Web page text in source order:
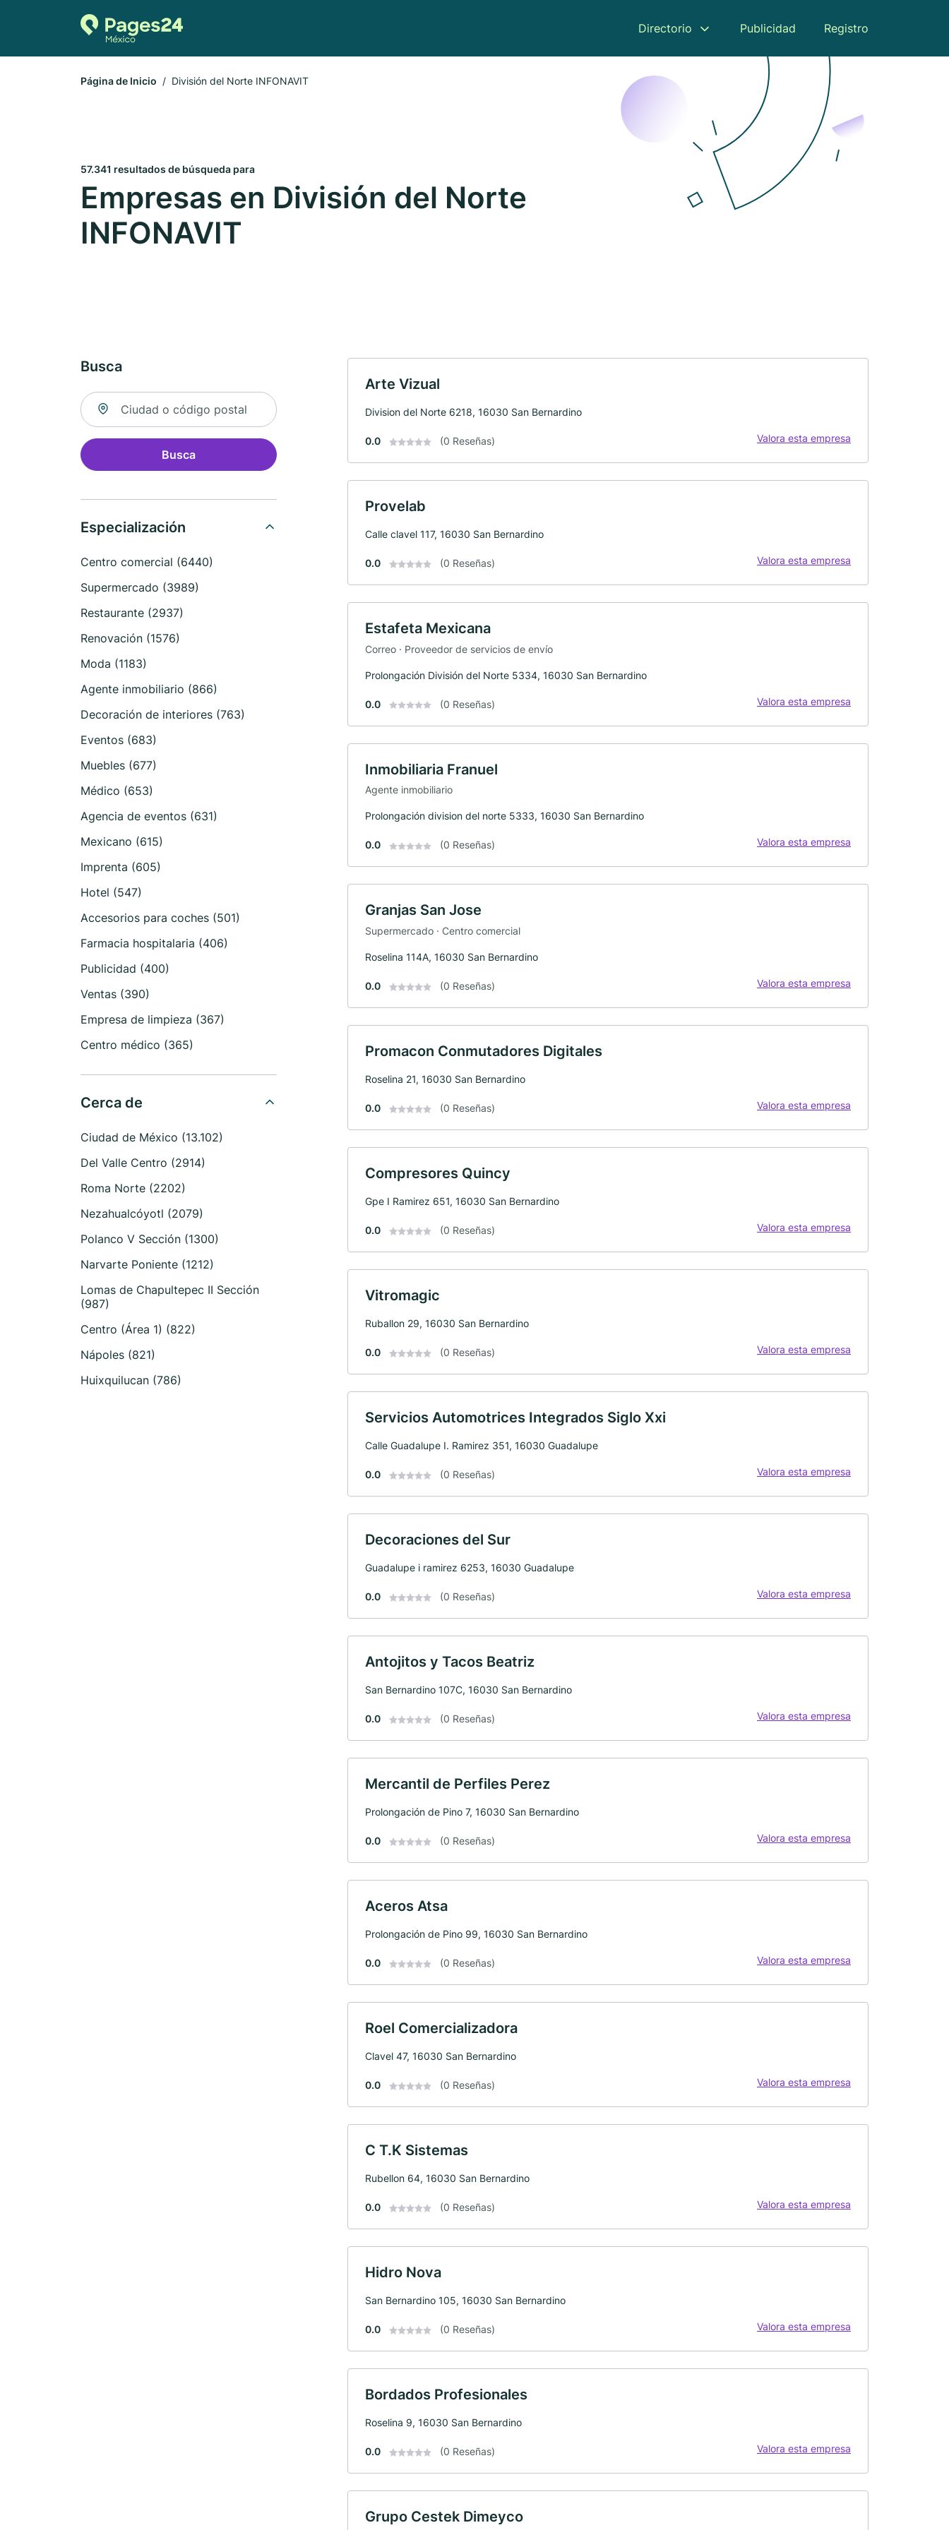
Directorio Publicidad Registro
Página de Inicio División del Norte INFONAVIT
57.341 resultados de búsqueda para
Empresas en División del Norte
INFONAVIT
Busca
Buscar ubicación
Busca
Especialización
Centro comercial (6440)
Supermercado (3989)
Restaurante (2937)
Renovación (1576)
Moda (1183)
Agente inmobiliario (866)
Decoración de interiores (763)
Eventos (683)
Muebles (677)
Médico (653)
Agencia de eventos (631)
Mexicano (615)
Imprenta (605)
Hotel (547)
Accesorios para coches (501)
Farmacia hospitalaria (406)
Publicidad (400)
Ventas (390)
Empresa de limpieza (367)
Centro médico (365)
Cerca de
Ciudad de México (13.102)
Del Valle Centro (2914)
Roma Norte (2202)
Nezahualcóyotl (2079)
Polanco V Sección (1300)
Narvarte Poniente (1212)
Lomas de Chapultepec II Sección
(987)
Centro (Área 1) (822)
Nápoles (821)
Huixquilucan (786)
Arte Vizual
Division del Norte 6218, 16030 San Bernardino
0.0 (0 Reseñas) Valora esta empresa
Provelab
Calle clavel 117, 16030 San Bernardino
0.0 (0 Reseñas) Valora esta empresa
Estafeta Mexicana
Correo · Proveedor de servicios de envío
Prolongación División del Norte 5334, 16030 San Bernardino
0.0 (0 Reseñas) Valora esta empresa
Inmobiliaria Franuel
Agente inmobiliario
Prolongación division del norte 5333, 16030 San Bernardino
0.0 (0 Reseñas) Valora esta empresa
Granjas San Jose
Supermercado · Centro comercial
Roselina 114A, 16030 San Bernardino
0.0 (0 Reseñas) Valora esta empresa
Promacon Conmutadores Digitales
Roselina 21, 16030 San Bernardino
0.0 (0 Reseñas) Valora esta empresa
Compresores Quincy
Gpe I Ramirez 651, 16030 San Bernardino
0.0 (0 Reseñas) Valora esta empresa
Vitromagic
Ruballon 29, 16030 San Bernardino
0.0 (0 Reseñas) Valora esta empresa
Servicios Automotrices Integrados Siglo Xxi
Calle Guadalupe I. Ramirez 351, 16030 Guadalupe
0.0 (0 Reseñas) Valora esta empresa
Decoraciones del Sur
Guadalupe i ramirez 6253, 16030 Guadalupe
0.0 (0 Reseñas) Valora esta empresa
Antojitos y Tacos Beatriz
San Bernardino 107C, 16030 San Bernardino
0.0 (0 Reseñas) Valora esta empresa
Mercantil de Perfiles Perez
Prolongación de Pino 7, 16030 San Bernardino
0.0 (0 Reseñas) Valora esta empresa
Aceros Atsa
Prolongación de Pino 99, 16030 San Bernardino
0.0 (0 Reseñas) Valora esta empresa
Roel Comercializadora
Clavel 47, 16030 San Bernardino
0.0 (0 Reseñas) Valora esta empresa
C T.K Sistemas
Rubellon 64, 16030 San Bernardino
0.0 (0 Reseñas) Valora esta empresa
Hidro Nova
San Bernardino 105, 16030 San Bernardino
0.0 (0 Reseñas) Valora esta empresa
Bordados Profesionales
Roselina 9, 16030 San Bernardino
0.0 (0 Reseñas) Valora esta empresa
Grupo Cestek Dimeyco